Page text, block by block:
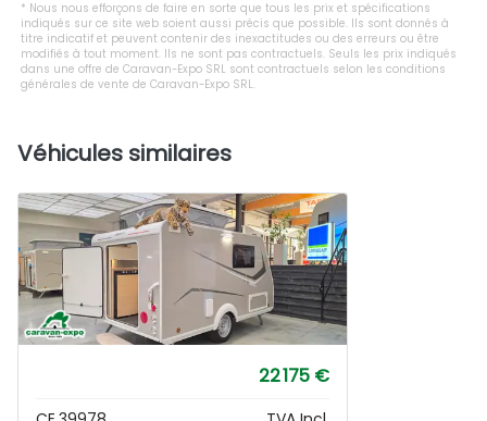
Nous nous efforçons de faire en sorte que tous les prix et spécifications
indiqués sur ce site web soient aussi précis que possible. Ils sont donnés à
titre indicatif et peuvent contenir des inexactitudes ou des erreurs ou être
modifiés à tout moment. Ils ne sont pas contractuels. Seuls les prix indiqués
dans une offre de Caravan-Expo SRL sont contractuels selon les conditions
générales de vente de Caravan-Expo SRL.
Véhicules similaires
22 175 €